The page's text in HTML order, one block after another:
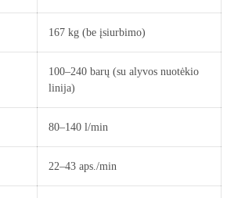
167 kg (be įsiurbimo)
100–240 barų (su alyvos nuotėkio
linija)
80–140 l/min
22–43 aps./min